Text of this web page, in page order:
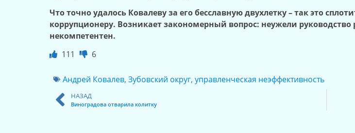
Что точно удалось Ковалеву за его бесславную двухлетку – так это
коррупционеру. Возникает закономерный вопрос: неужели
некомпетентен.
111
6
Андрей Ковалев, Зубовский округ, управленческая неэффективность
НАЗАД
Виноградова отварила колитку